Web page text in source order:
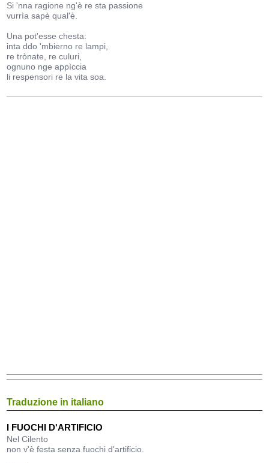
Si 'nna ragione ng'è re sta passione
vurrìa sapè qual'è.
Una pot'esse chesta:
inta ddo 'mbierno re lampi,
re trònate, re culuri,
ognuno nge appìccia
li respensori re la vita soa.
Traduzione in italiano
I FUOCHI D'ARTIFICIO
Nel Cilento
non v'è festa senza fuochi d'artificio.